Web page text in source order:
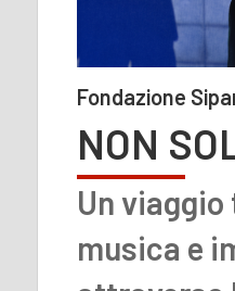
Fondazione
NON
Un
musica e